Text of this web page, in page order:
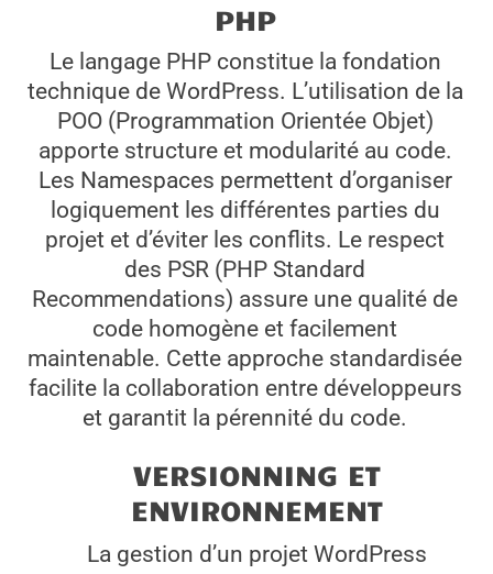
PHP
Le langage PHP constitue la fondation
technique de WordPress. L’utilisation de la
POO (Programmation Orientée Objet)
apporte structure et modularité au code.
Les Namespaces permettent d’organiser
logiquement les différentes parties du
projet et d’éviter les conflits. Le respect
des PSR (PHP Standard
Recommendations) assure une qualité de
code homogène et facilement
maintenable. Cette approche standardisée
facilite la collaboration entre développeurs
et garantit la pérennité du code.
VERSIONNING ET
ENVIRONNEMENT
La gestion d’un projet WordPress